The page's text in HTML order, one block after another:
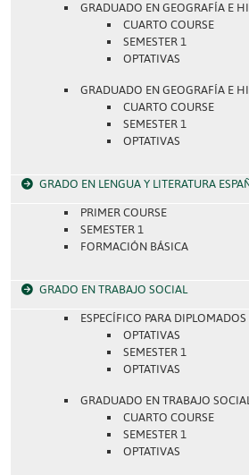
GRADUADO EN GEOGRAFÍA E
CUARTO COURSE
SEMESTER 1
OPTATIVAS
GRADUADO EN GEOGRAFÍA E
CUARTO COURSE
SEMESTER 1
OPTATIVAS
GRADO EN LENGUA Y LITERATURA
PRIMER COURSE
SEMESTER 1
FORMACIÓN BÁSICA
GRADO EN TRABAJO SOCIAL
ESPECÍFICO PARA
OPTATIVAS
SEMESTER 1
OPTATIVAS
GRADUADO EN TRABAJO
CUARTO COURSE
SEMESTER 1
OPTATIVAS